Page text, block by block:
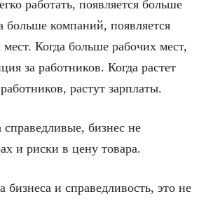
работать, появляется больше
больше компаний, появляется
Когда больше рабочих мест,
за работников. Когда растет
растут зарплаты.
справедливые, бизнес не
и риски в цену товара.
бизнеса и справедливость, это не